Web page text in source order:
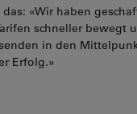
«Wir haben
schneller bewegt
in den
Erfolg.»